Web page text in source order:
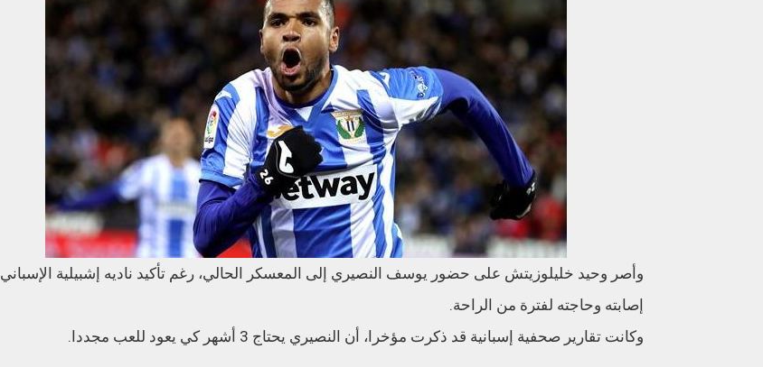
وأصر وحيد خليلوزيتش على حضور يوسف النصيري إلى المعسكر الحالي، رغم تأكيد ناديه إشبيلية الإسباني
إصابته وحاجته لفترة من الراحة.
وكانت تقارير صحفية إسبانية قد ذكرت مؤخرا، أن النصيري يحتاج 3 أشهر كي يعود للعب مجددا.